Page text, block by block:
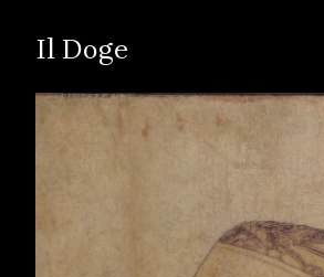
Il Doge